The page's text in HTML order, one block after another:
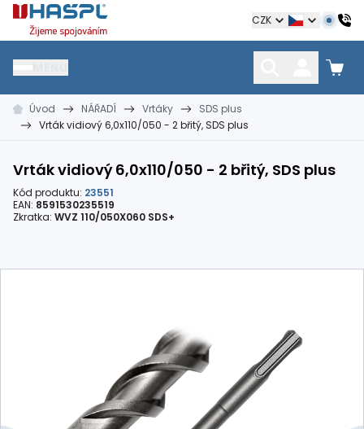
Hašpl CZK
HŘEBÍKY
kramle
SPOJOVACÍ MATERIÁL
vruty, šrouby, matice
KOTEVNÍ TECHNIKA
hmoždinky, napínáky
Úvod NÁŘADÍ Vrtáky
SDS plus
Vrták vidiový 6,0x110/050 - 2 břitý, SDS plus
Vrták vidiový 6,0x110/050 - 2 břitý, SDS plus
Kód produktu: 23551
EAN: 8591530235519
Zkratka: WVZ 110/050X060 SDS+